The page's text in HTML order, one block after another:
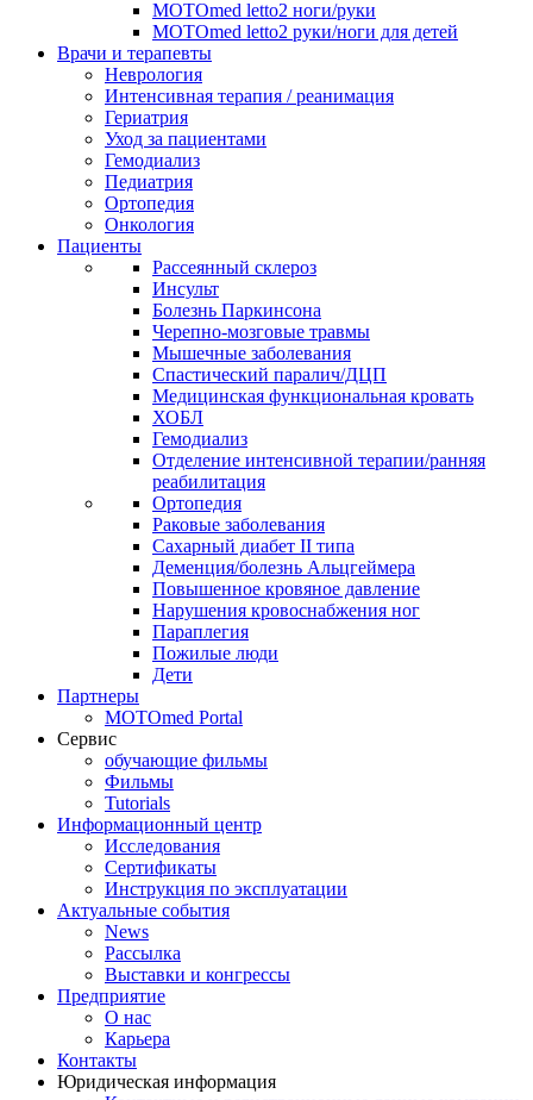
MOTOmed letto2 ноги/руки
MOTOmed letto2 руки/ноги для детей
Врачи и терапевты
Неврология
Интенсивная терапия / реанимация
Гериатрия
Уход за пациентами
Гемодиализ
Педиатрия
Ортопедия
Онкология
Пациенты
Рассеянный склероз
Инсульт
Болезнь Паркинсона
Черепно-мозговые травмы
Мышечные заболевания
Спастический паралич/ДЦП
Медицинская функциональная кровать
ХОБЛ
Гемодиализ
Отделение интенсивной терапии/ранняя
реабилитация
Ортопедия
Раковые заболевания
Сахарный диабет II типа
Деменция/болезнь Альцгеймера
Повышенное кровяное давление
Нарушения кровоснабжения ног
Параплегия
Пожилые люди
Дети
Партнеры
MOTOmed Portal
Сервис
обучающие фильмы
Фильмы
Tutorials
Информационный центр
Исследования
Сертификаты
Инструкция по эксплуатации
Актуальные события
News
Рассылка
Выставки и конгрессы
Предприятие
О нас
Карьера
Контакты
Юридическая информация